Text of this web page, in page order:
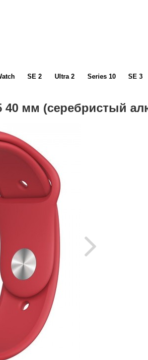
SE 2 Ultra 2 Series 10 SE 3
40 мм (серебристый